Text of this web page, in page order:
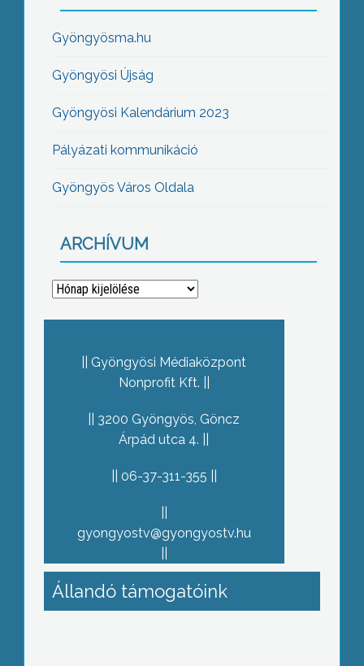
Gyöngyösma.hu
Gyöngyösi Újság
Gyöngyösi Kalendárium 2023
Pályázati kommunikáció
Gyöngyös Város Oldala
ARCHÍVUM
Archívum
Gyöngyösi Médiaközpont
Nonprofit Kft.
3200 Gyöngyös, Göncz
Árpád utca 4.
06-37-311-355
gyongyostv@gyongyostv.hu
Állandó támogatóink